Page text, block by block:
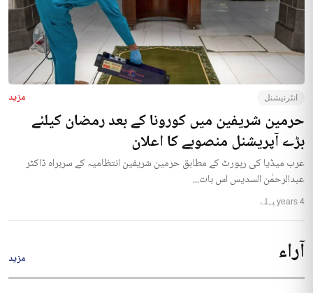
انٹرنیشنل مزید
حرمین شریفین میں کورونا کے بعد رمضان کیلئے
بڑے آپریشنل منصوبے کا اعلان
عرب میڈیا کی رپورٹ کے مطابق حرمین شریفین انتظامیہ کے سربراہ ڈاکٹر
عبدالرحمٰن السدیس اس بات...
4 years پہلے
آراء مزید